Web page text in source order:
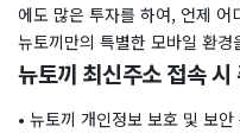
에도 많은 투자를 하여, 언제
뉴토끼만의 특별한 모바일 환경
뉴토끼 최신주소 접속 시
• 뉴토끼 개인정보 보호 및 보안